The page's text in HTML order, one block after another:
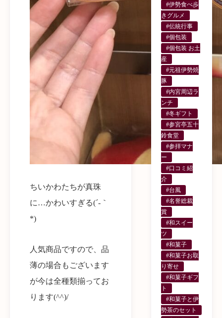
ちいかわたちが真珠
に…かわいすぎる(´-｀
*)
人気商品ですので、品
薄の場合もございます
が今は全種類揃ってお
ります(^^)/
#伊勢食べ歩
きグルメ
#伝統行事
#個包装
#個包装 お土
産
#元祖伊勢焼
豚
#内宮周辺ラ
ンチ
#冬ギフト
#参宮亭五十
鈴食堂
#参拝マナ
ー
#口コミ紹
介
#台風
#名誉総裁
賞
#和スイー
ツ
#和菓子
#和菓子お取
り寄せ
#和菓子ギフ
ト
#和菓子と伊
勢茶のセット